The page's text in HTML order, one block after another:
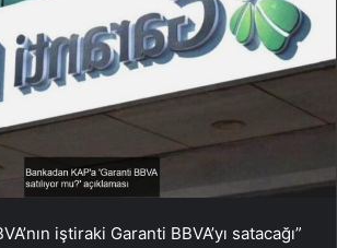
iştiraki Garanti BBVA’yı satacağı”